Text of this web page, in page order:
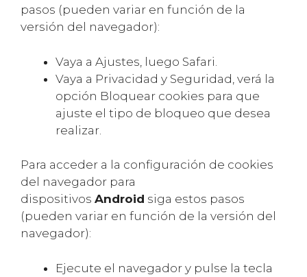
pasos (pueden variar en función de la
versión del navegador):
Vaya a Ajustes, luego Safari.
Vaya a Privacidad y Seguridad, verá la
opción Bloquear cookies para que
ajuste el tipo de bloqueo que desea
realizar.
Para acceder a la configuración de cookies
del navegador para
dispositivos Android siga estos pasos
(pueden variar en función de la versión del
navegador):
Ejecute el navegador y pulse la tecla